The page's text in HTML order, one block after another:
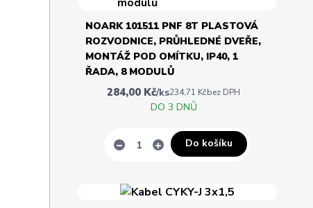
NOARK 101511 PNF 8T PLASTOVÁ
ROZVODNICE, PRŮHLEDNÉ DVEŘE,
MONTÁŽ POD OMÍTKU, IP40, 1
ŘADA, 8 MODULŮ
284,00 Kč/ks234,71 Kčbez DPH
DO 3 DNŮ
Do košíku